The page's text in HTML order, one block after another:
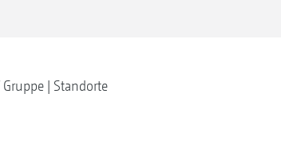
Gruppe | Standorte